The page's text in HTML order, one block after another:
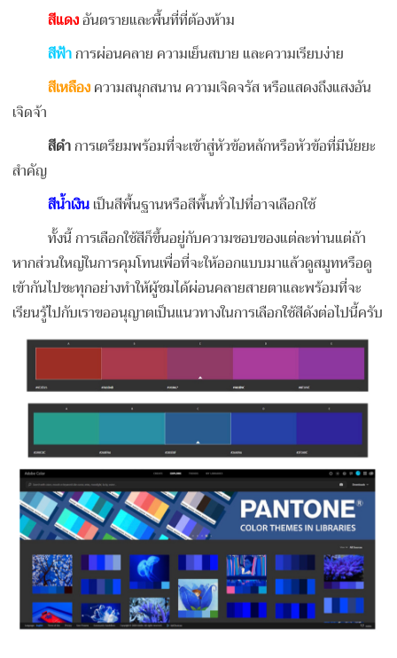
สีแดงอันตรายและพื้นที่ที่ต้องห้าม
สีฟ้าการผ่อนคลาย ความเย็นสบาย และความเรียบง่าย
สีเหลืองความสนุกสนาน ความเจิดจรัส หรือแสดงถึงแสงอัน
เจิดจ้า
สีดำการเตรียมพร้อมที่จะเข้าสู่หัวข้อหลักหรือหัวข้อที่มีนัยยะ
สำคัญ
สีน้ำเงินเป็นสีพื้นฐานหรือสีพื้นทั่วไปที่อาจเลือกใช้
ทั้งนี้ การเลือกใช้สีก็ขึ้นอยู่กับความชอบของแต่ละท่านแต่ถ้า
หากส่วนใหญ่ในการคุมโทนเพื่อที่จะให้ออกแบบมาแล้วดูสมูทหรือดู
เข้ากันไปซะทุกอย่างทำให้ผู้ชมได้ผ่อนคลายสายตาและพร้อมที่จะ
เรียนรู้ไปกับเราขออนุญาตเป็นแนวทางในการเลือกใช้สีดังต่อไปนี้ครับ